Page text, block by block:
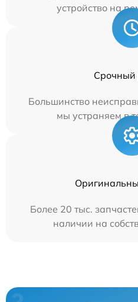
устройство на
Срочный
Большинство
мы устраняем в
Более 20 тыс.
наличии на